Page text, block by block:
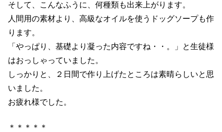
そして、こんなふうに、何種類も出来上がります。
人間用の素材より、高級なオイルを使うドッグソープも作
ります。
「やっぱり、基礎より凝った内容ですね・・。」と生徒様
はおっしゃっていました。
しっかりと、２日間で作り上げたところは素晴らしいと思
いました。
お疲れ様でした。
＊＊＊＊＊